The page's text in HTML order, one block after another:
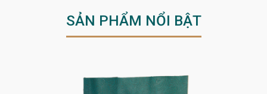
SẢN PHẨM NỔI BẬT